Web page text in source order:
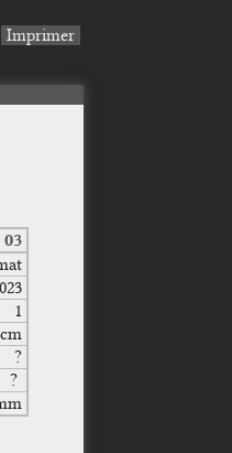
Imprimer
03
1
?
?